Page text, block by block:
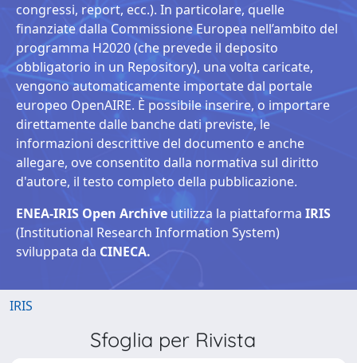
congressi, report, ecc.). In particolare, quelle
finanziate dalla Commissione Europea nell’ambito del
programma H2020 (che prevede il deposito
obbligatorio in un Repository), una volta caricate,
vengono automaticamente importate dal portale
europeo OpenAIRE. È possibile inserire, o importare
direttamente dalle banche dati previste, le
informazioni descrittive del documento e anche
allegare, ove consentito dalla normativa sul diritto
d'autore, il testo completo della pubblicazione.
ENEA-IRIS Open Archive utilizza la piattaforma IRIS
(Institutional Research Information System)
sviluppata da CINECA.
IRIS
Sfoglia per Rivista